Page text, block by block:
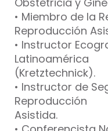
• Miembro de la
Reproducción
• Instructor
Latinoamérica
(Kretztechnick).
• Instructor de
Reproducción
Asistida.